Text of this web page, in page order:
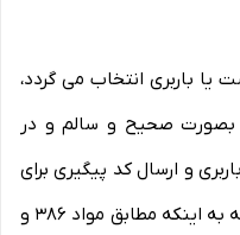
باربری انتخاب می گردد،
صحیح و سالم و در
و ارسال کد پیگیری برای
مشتری می باشد. در این موارد باتوجه به اینکه مطابق مواد ۳۸۶ و